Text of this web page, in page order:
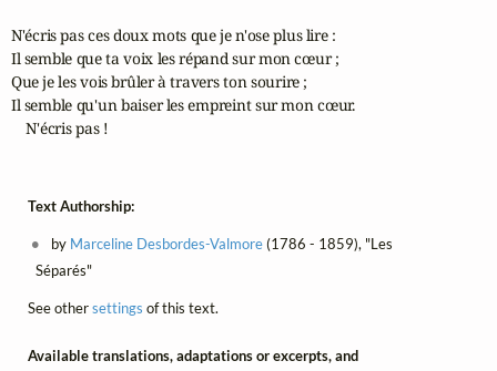
N'écris pas ces doux mots que je n'ose plus lire :
Il semble que ta voix les répand sur mon cœur ;
Que je les vois brûler à travers ton sourire ;
Il semble qu'un baiser les empreint sur mon cœur.
    N'écris pas !
Text Authorship:
by Marceline Desbordes-Valmore(1786 - 1859), "Les
Séparés"
See othersettings of this text.
Available translations, adaptations or excerpts, and